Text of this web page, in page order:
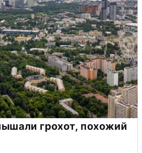
грохот, похожий